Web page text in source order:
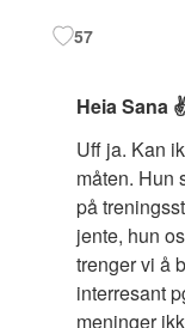
57
Heia Sana
Uff ja. Kan
måten. Hun
på
jente, hun
trenger vi å
interresant
meninger